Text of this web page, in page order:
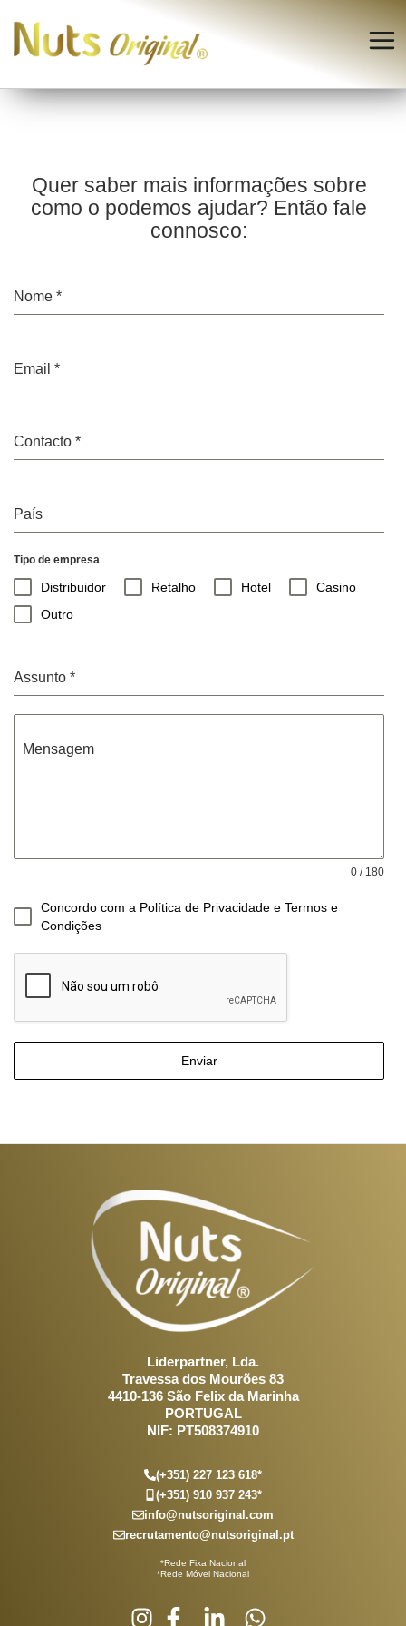
Quer saber mais informações sobre
como o podemos ajudar? Então fale
connosco:
Nome *
Email *
Contacto *
País
Tipo de empresa
Distribuidor Retalho Hotel
Casino
Outro
Assunto *
Mensagem
0 / 180
Concordo com a Política de Privacidade e Termos e
Condições
Enviar
Liderpartner, Lda.
Travessa dos Mourões 83
4410-136 São Felix da Marinha
PORTUGAL
NIF: PT508374910
(+351) 227 123 618*
(+351) 910 937 243*
info@nutsoriginal.com
recrutamento@nutsoriginal.pt
*Rede Fixa Nacional
*Rede Móvel Nacional